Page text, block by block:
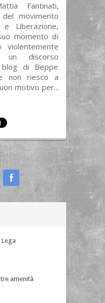
Fantinati,
movimento
e Liberazione,
momento di
violentemente
un discorso
di Beppe
non riesco a
motivo per...
amenità